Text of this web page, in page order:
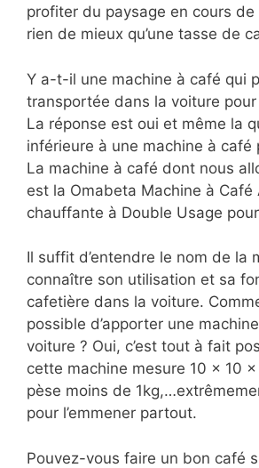
profiter du paysage en cours de
rien de mieux qu’une tasse de
Y a-t-il une machine à café qui
transportée dans la voiture
La réponse est oui et même la
inférieure à une machine à café
La machine à café dont nous
est la Omabeta Machine à Café
chauffante à Double Usage
Il suffit d’entendre le nom de la
connaître son utilisation et sa
cafetière dans la voiture.
possible d’apporter une
voiture ? Oui, c’est tout à fait
cette machine mesure 10 x 10
pèse moins de
pour l’emmener partout.
Pouvez-vous faire un bon café